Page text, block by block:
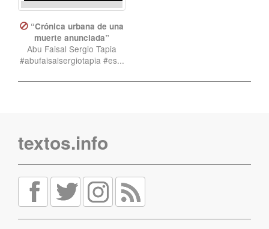
“Crónica urbana de una
muerte anunciada”
Abu Faisal Sergio Tapia
#abufaisalsergiotapia #es...
textos.info